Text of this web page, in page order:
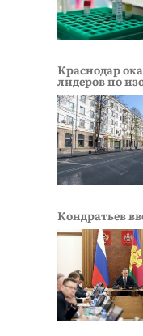
Краснодар
лидеров по
Кондратьев